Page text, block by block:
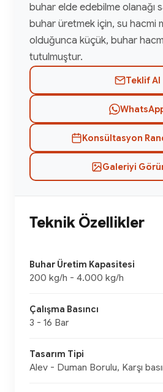
buhar elde edebilme olanağı
buhar üretmek için, su hacmi
olduğunca küçük, buhar
tutulmuştur.
Teklif Al
Konsültasyon
Galeriyi
Teknik Özellikler
Buhar Üretim Kapasitesi
200 kg/h - 4.000 kg/h
Çalışma Basıncı
3 - 16 Bar
Tasarım Tipi
Alev - Duman Borulu, Karşı